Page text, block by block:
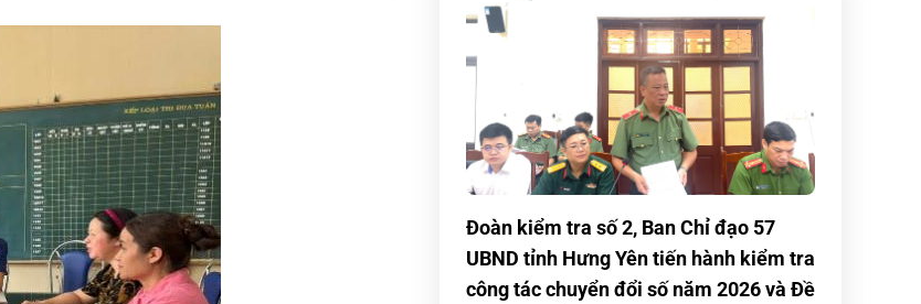
Đoàn kiểm tra số 2, Ban Chỉ đạo 57
UBND tỉnh Hưng Yên tiến hành kiểm tra
công tác chuyển đổi số năm 2026 và Đề